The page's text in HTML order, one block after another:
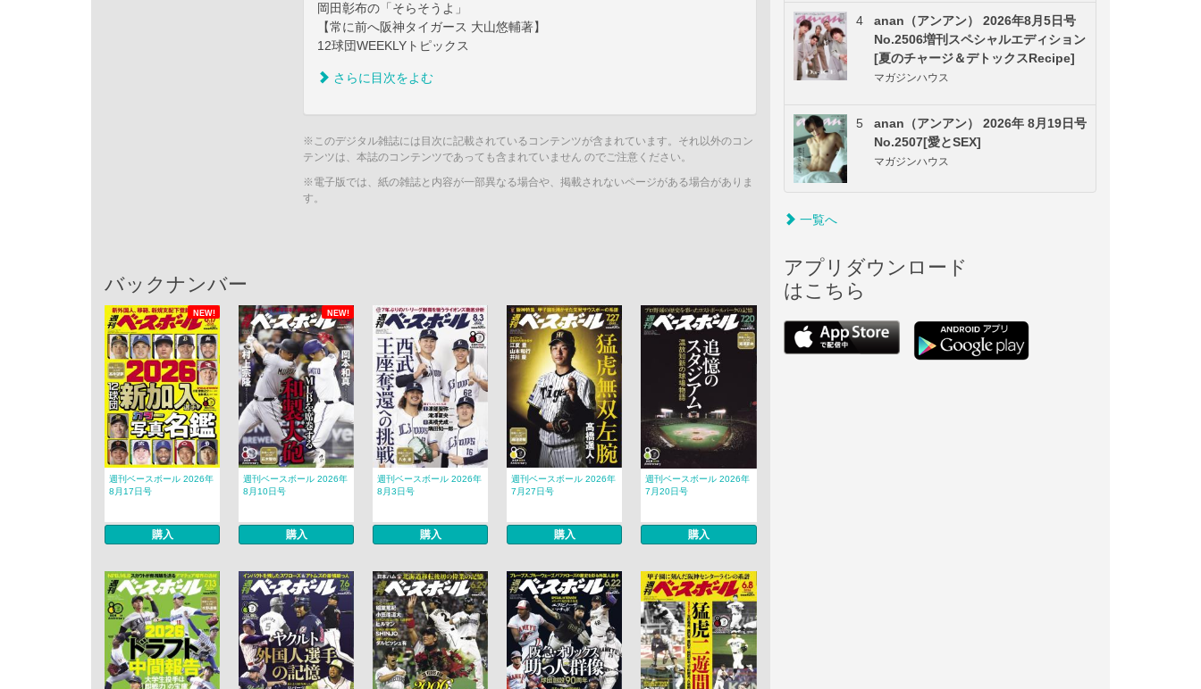
岡田彰布の「そらそうよ」
【常に前へ阪神タイガース 大山悠輔著】
12球団WEEKLYトピックス
さらに目次をよむ
※このデジタル雑誌には目次に記載されているコンテンツが含まれています。それ以外のコン
テンツは、本誌のコンテンツであっても含まれていません のでご注意ください。
※電子版では、紙の雑誌と内容が一部異なる場合や、掲載されないページがある場合がありま
す。
バックナンバー
NEW! NEW!
週刊ベースボール 2026年
8月17日号
購入
週刊ベースボール 2026年
8月10日号
購入
週刊ベースボール 2026年
8月3日号
購入
週刊ベースボール 2026年
7月27日号
購入
週刊ベースボール 2026年
7月20日号
購入
4
anan（アンアン） 2026年8月5日号
No.2506増刊スペシャルエディション
[夏のチャージ＆デトックスRecipe]
マガジンハウス
5
anan（アンアン） 2026年 8月19日号
No.2507[愛とSEX]
マガジンハウス
一覧へ
アプリダウンロード
はこちら